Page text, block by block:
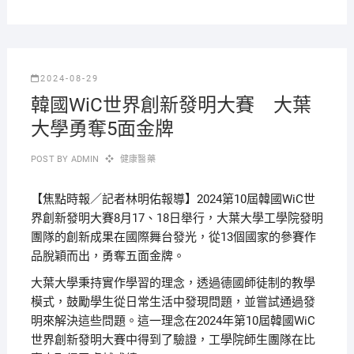
2024-08-29
韓國WiC世界創新發明大賽 大葉
大學勇奪5面金牌
POST BY ADMIN 健康醫藥
【焦點時報／記者林明佑報導】2024第10屆韓國WiC世
界創新發明大賽8月17、18日舉行，大葉大學工學院發明
團隊的創新成果在國際舞台發光，從13個國家的參賽作
品脫穎而出，勇奪五面金牌。
大葉大學秉持實作學習的理念，透過德國師徒制的教學
模式，鼓勵學生從日常生活中發現問題，並嘗試通過發
明來解決這些問題。這一理念在2024年第10屆韓國WiC
世界創新發明大賽中得到了驗證，工學院師生團隊在比